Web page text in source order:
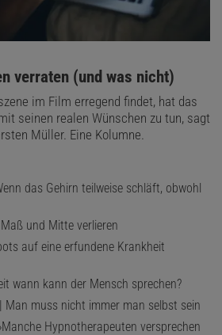
verraten (und was nicht)
im Film erregend findet, hat das
seinen realen Wünschen zu tun, sagt
Müller. Eine Kolumne.
das Gehirn teilweise schläft, obwohl
und Mitte verlieren
auf eine erfundene Krankheit
wann kann der Mensch sprechen?
| Man muss nicht immer man selbst sein
Hypnotherapeuten versprechen